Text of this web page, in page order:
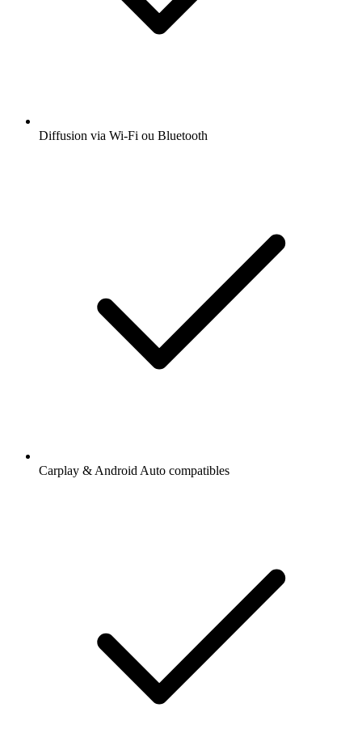
Diffusion via Wi-Fi ou Bluetooth
Carplay & Android Auto compatibles